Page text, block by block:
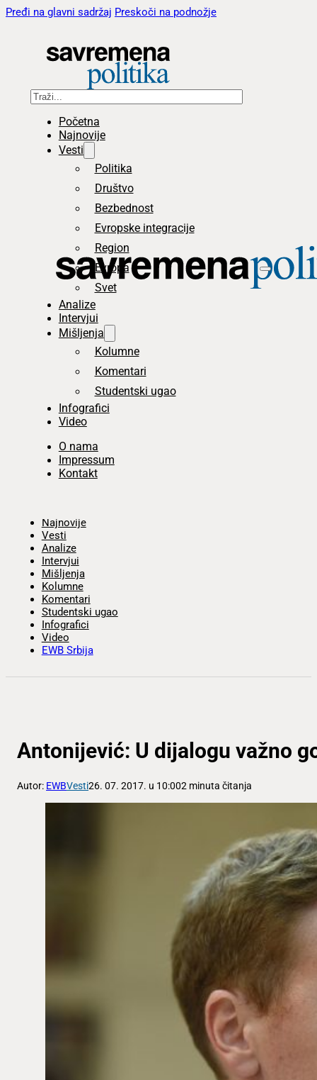
Pređi na glavni sadržaj Preskoči na podnožje
Pretraga
Početna
Najnovije
Vesti
Politika
Društvo
Bezbednost
Evropske integracije
Region
Evropa
Svet
Analize
Intervjui
Mišljenja
Kolumne
Komentari
Studentski ugao
Infografici
Video
O nama
Impressum
Kontakt
Najnovije
Vesti
Analize
Intervjui
Mišljenja
Kolumne
Komentari
Studentski ugao
Infografici
Video
EWB Srbija
Antonijević: U dijalogu važno
Autor: EWBVesti26. 07. 2017. u 10:002 minuta čitanja